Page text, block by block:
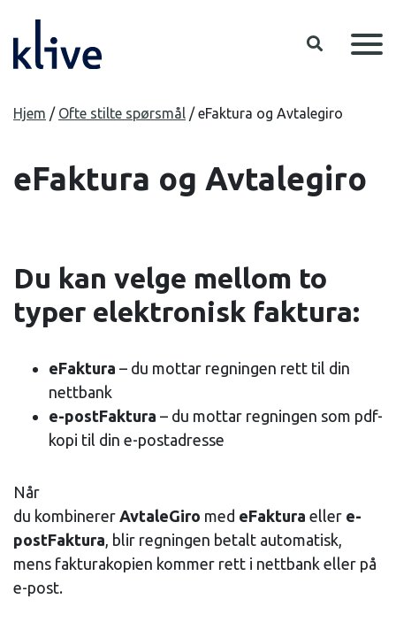
Hjem / Ofte stilte spørsmål /eFaktura og Avtalegiro
eFaktura og Avtalegiro
Du kan velge mellom to
typer elektronisk faktura:
eFaktura – du mottar regningen rett til din
nettbank
e-postFaktura – du mottar regningen som pdf-
kopi til din e-postadresse
Når
du kombinerer AvtaleGiro med eFaktura eller e-
postFaktura, blir regningen betalt automatisk,
mens fakturakopien kommer rett i nettbank eller på
e-post.